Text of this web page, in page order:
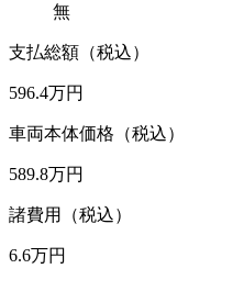
無
支払総額（税込）
596.4万円
車両本体価格（税込）
589.8万円
諸費用（税込）
6.6万円